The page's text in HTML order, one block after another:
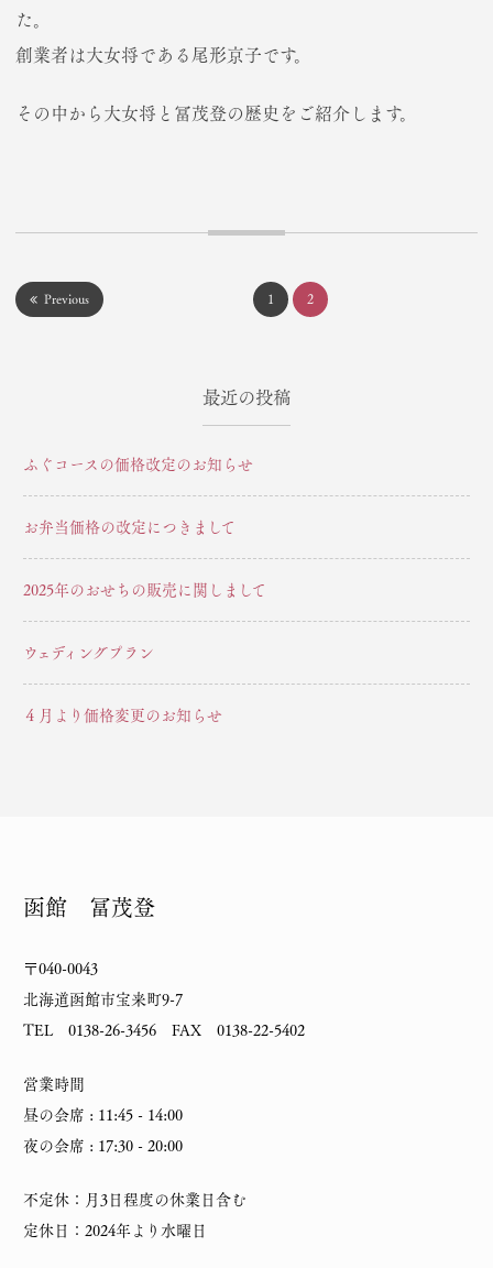
た。
創業者は大女将である尾形京子です。
その中から大女将と冨茂登の歴史をご紹介します。
投
ー
ジ
送
り
Previous 1 2
最近の投稿
ふぐコースの価格改定のお知らせ
お弁当価格の改定につきまして
2025年のおせちの販売に関しまして
ウェディングプラン
４月より価格変更のお知らせ
函館 冨茂登
〒040-0043
北海道函館市宝来町9-7
TEL 0138-26-3456 FAX 0138-22-5402
営業時間
昼の会席 : 11:45 - 14:00
夜の会席 : 17:30 - 20:00
不定休：月3日程度の休業日含む
定休日：2024年より水曜日